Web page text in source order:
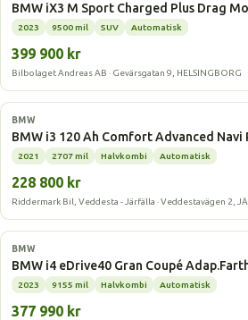
BMW iX3 M Sport Charged Plus Drag
2023 9500 mil SUV Automatisk
399 900 kr
Bilbolaget Andreas AB · Gevärsgatan 9, HELSINGBORG
Elbil
BMW
BMW i3 120 Ah Comfort Advanced
2021 2707 mil Halvkombi Automatisk
228 800 kr
Riddermark Bil, Veddesta - Järfälla · Veddestavägen 2,
Elbil
BMW
BMW i4 eDrive40 Gran Coupé
2023 9155 mil Halvkombi Automatisk
377 990 kr